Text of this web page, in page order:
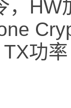
，HW
功